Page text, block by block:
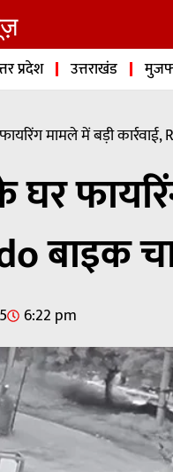
प्रदेश उत्तराखंड
मामले में बड़ी
घर
बाइक
6:22 pm